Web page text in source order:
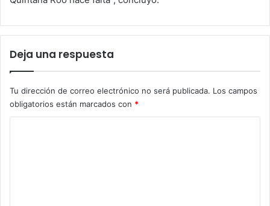
Deja una respuesta
Tu dirección de correo electrónico no será publicada. Los campos
obligatorios están marcados con *